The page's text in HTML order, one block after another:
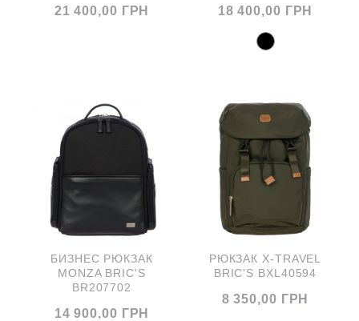
21 400,00 ГРН 18 400,00 ГРН
БИЗНЕС РЮКЗАК
MONZA BRIC'S
BR207702
14 900,00 ГРН
РЮКЗАК X-TRAVEL
BRIC'S BXL40594
8 350,00 ГРН